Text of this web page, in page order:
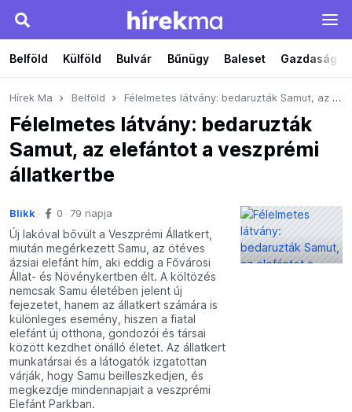
Belföld Külföld Bulvár Bűnügy Baleset Gazdaság
Hírek Ma Belföld Félelmetes látvány: bedaruzták Samut, az elefántot a veszprémi állatkertbe
Félelmetes látvány: bedaruzták
Samut, az elefántot a veszprémi
állatkertbe
Blikk 0 79 napja
Új lakóval bővült a Veszprémi Állatkert,
miután megérkezett Samu, az ötéves
ázsiai elefánt hím, aki eddig a Fővárosi
Állat- és Növénykertben élt. A költözés
nemcsak Samu életében jelent új
fejezetet, hanem az állatkert számára is
különleges esemény, hiszen a fiatal
elefánt új otthona, gondozói és társai
között kezdhet önálló életet. Az állatkert
munkatársai és a látogatók izgatottan
várják, hogy Samu beilleszkedjen, és
megkezdje mindennapjait a veszprémi
Elefánt Parkban.